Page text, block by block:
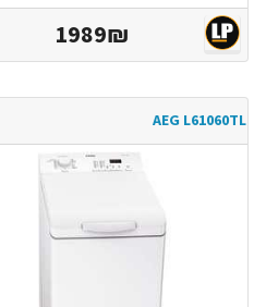
1989₪
AEG L61060TL